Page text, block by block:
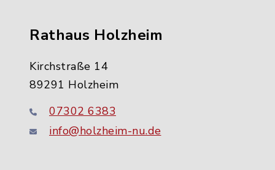
Rathaus Holzheim
Kirchstraße 14
89291 Holzheim
07302 6383
info@holzheim-nu.de